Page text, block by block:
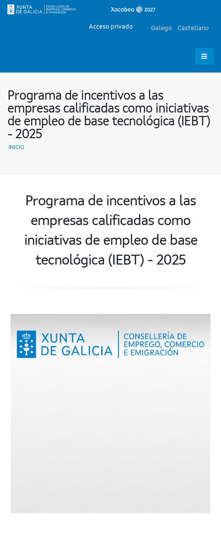
Galego Castellano
Acceso privado
Programa de incentivos a las
empresas calificadas como iniciativas
de empleo de base tecnológica (IEBT)
- 2025
INICIO
Programa de incentivos a las
empresas calificadas como
iniciativas de empleo de base
tecnológica (IEBT) - 2025